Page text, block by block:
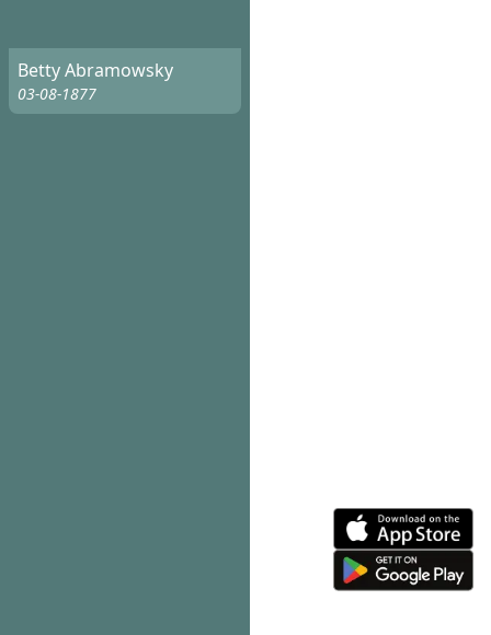
Betty Abramowsky
03-08-1877